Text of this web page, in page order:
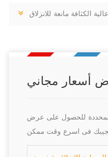
الكثافة مانعة للانزلاق
أسعار مجاني
المحددة للحصول على عرض